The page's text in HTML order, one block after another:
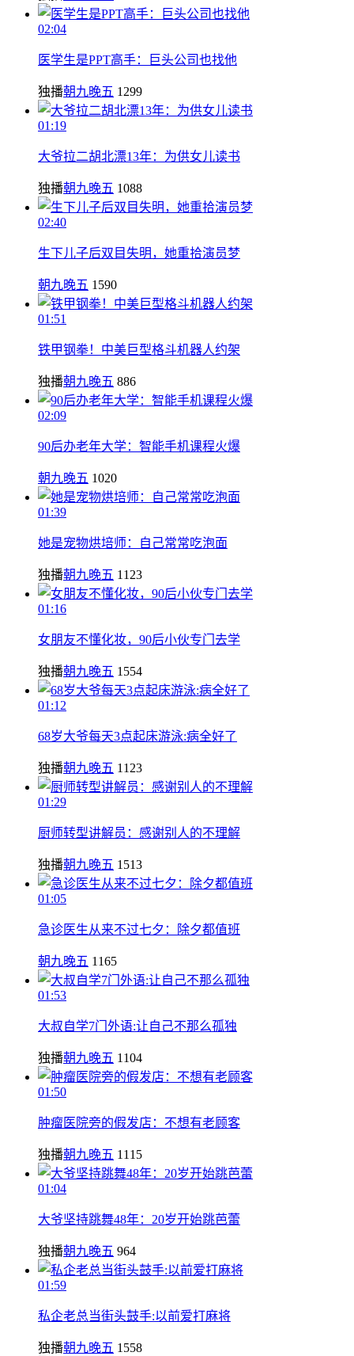
02:04
医学生是PPT高手：巨头公司也找他
独播朝九晚五 1299
01:19
大爷拉二胡北漂13年：为供女儿读书
独播朝九晚五 1088
02:40
生下儿子后双目失明，她重拾演员梦
朝九晚五 1590
01:51
铁甲钢拳！中美巨型格斗机器人约架
独播朝九晚五 886
02:09
90后办老年大学：智能手机课程火爆
朝九晚五 1020
01:39
她是宠物烘培师：自己常常吃泡面
独播朝九晚五 1123
01:16
女朋友不懂化妆，90后小伙专门去学
独播朝九晚五 1554
01:12
68岁大爷每天3点起床游泳:病全好了
独播朝九晚五 1123
01:29
厨师转型讲解员：感谢别人的不理解
独播朝九晚五 1513
01:05
急诊医生从来不过七夕：除夕都值班
朝九晚五 1165
01:53
大叔自学7门外语:让自己不那么孤独
独播朝九晚五 1104
01:50
肿瘤医院旁的假发店：不想有老顾客
独播朝九晚五 1115
01:04
大爷坚持跳舞48年：20岁开始跳芭蕾
独播朝九晚五 964
01:59
私企老总当街头鼓手:以前爱打麻将
独播朝九晚五 1558